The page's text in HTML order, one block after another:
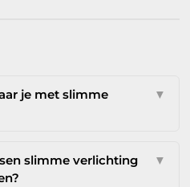
je met slimme
▼
slimme verlichting
▼